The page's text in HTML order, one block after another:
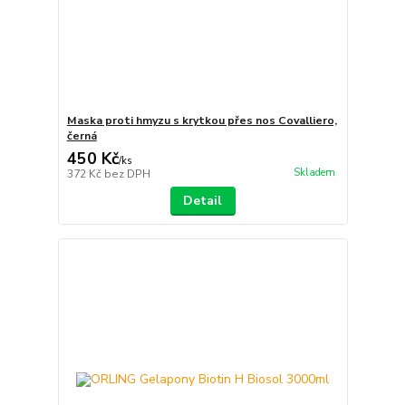
Maska proti hmyzu s krytkou přes nos Covalliero,
černá
450 Kč/ks
372 Kč bez DPH Skladem
Detail